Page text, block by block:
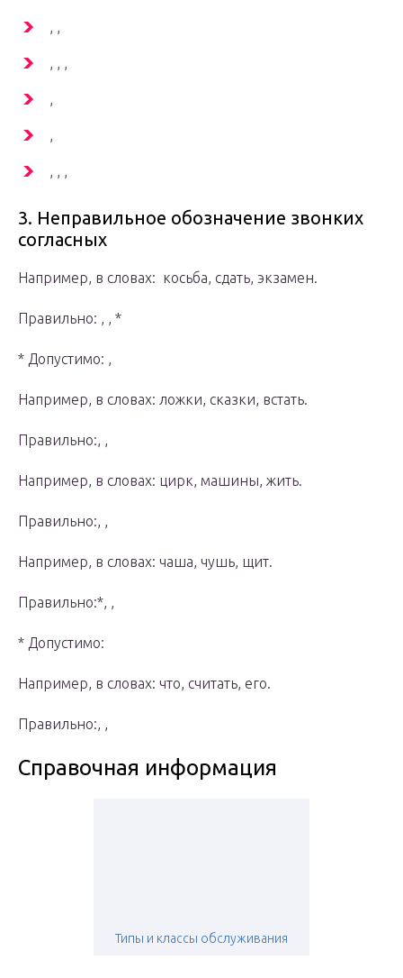
, ,
, , ,
,
,
, , ,
3. Неправильное обозначение звонких
согласных
Например, в словах: косьба, сдать, экзамен.
Правильно: , , *
* Допустимо: ,
Например, в словах: ложки, сказки, встать.
Правильно:, ,
Например, в словах: цирк, машины, жить.
Правильно:, ,
Например, в словах: чаша, чушь, щит.
Правильно:*, ,
* Допустимо:
Например, в словах: что, считать, его.
Правильно:, ,
Справочная информация
Типы и классы обслуживания